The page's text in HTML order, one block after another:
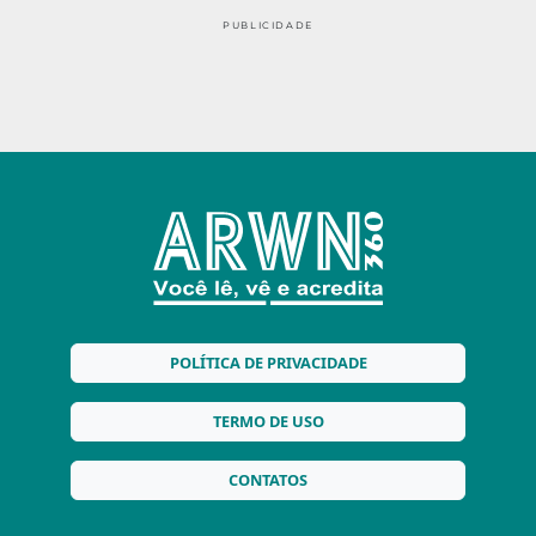
PUBLICIDADE
POLÍTICA DE PRIVACIDADE
TERMO DE USO
CONTATOS